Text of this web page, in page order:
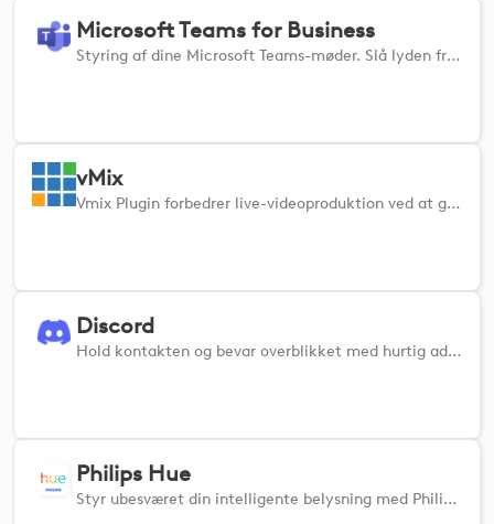
Microsoft Teams for Business
Styring af dine Microsoft Teams-møder. Slå lyden fra, skift kamera, slør baggrund, reaktioner og meget mere!
vMix
Vmix Plugin forbedrer live-videoproduktion ved at give direkte kontrol over vMix' funktioner fra dine Logi-enheder.
Discord
Hold kontakten og bevar overblikket med hurtig adgang til Discord-funktioner
Philips Hue
Styr ubesværet din intelligente belysning med Philips Hue Plugin til MX-enheder. Juster problemfrit lysstyrke og farvetemperatur, tænd og sluk for individuelle lamper, scener eller hele zoner, og indstil brugerdefinerede handlinger for at skabe den perfekte stemning.